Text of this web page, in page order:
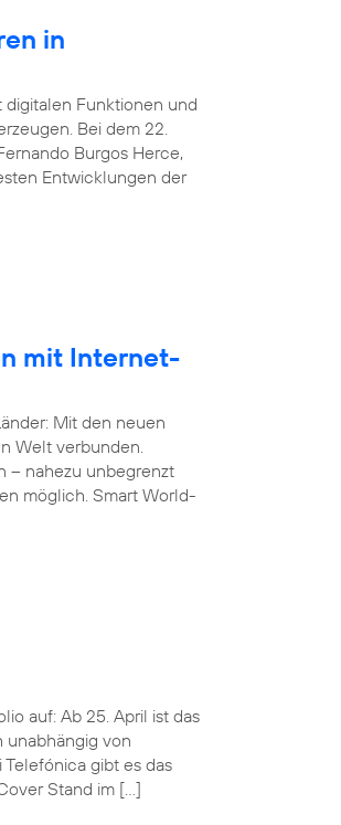
in
Funktionen und
Bei dem 22.
Burgos Herce,
Entwicklungen der
mit Internet-
Mit den neuen
Welt verbunden.
– nahezu unbegrenzt
möglich. Smart World-
auf: Ab 25. April ist das
unabhängig von
gibt es das
Stand im […]